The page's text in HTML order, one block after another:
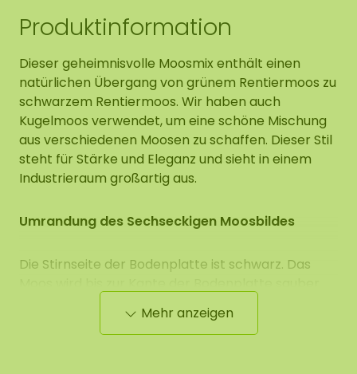
Produktinformation
Dieser geheimnisvolle Moosmix enthält einen
natürlichen Übergang von grünem Rentiermoos zu
schwarzem Rentiermoos. Wir haben auch
Kugelmoos verwendet, um eine schöne Mischung
aus verschiedenen Moosen zu schaffen. Dieser Stil
steht für Stärke und Eleganz und sieht in einem
Industrieraum großartig aus.
Umrandung des Sechseckigen Moosbildes
Die Stirnseite der Bodenplatte ist schwarz. Das
Mehr anzeigen